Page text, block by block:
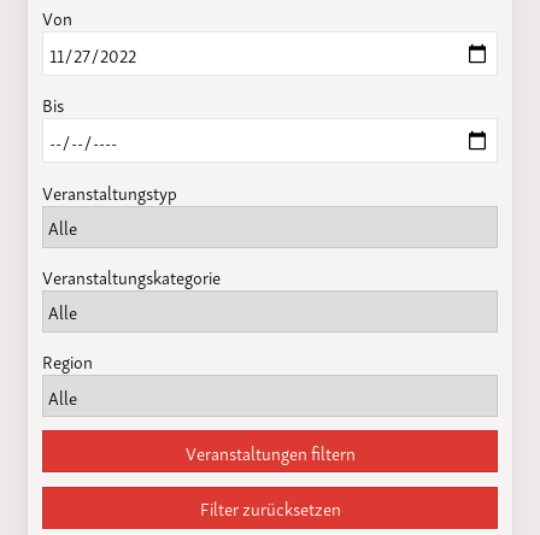
Von
Bis
Veranstaltungstyp
Veranstaltungskategorie
Region
Veranstaltungen filtern
Filter zurücksetzen